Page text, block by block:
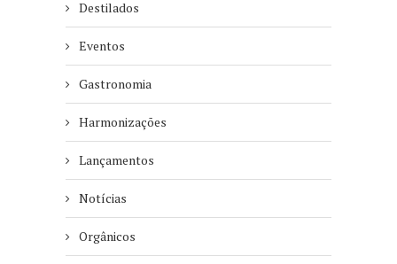
Destilados
Eventos
Gastronomia
Harmonizações
Lançamentos
Notícias
Orgânicos